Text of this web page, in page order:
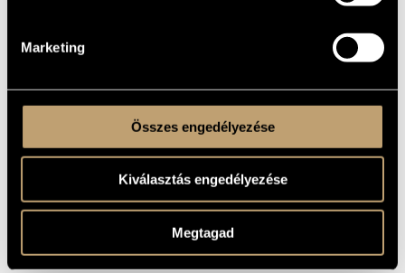
Marketing
Összes engedélyezése
Kiválasztás engedélyezése
Megtagad
oldalon, valamint az InterTicket országos Jegypont
hálózatában.